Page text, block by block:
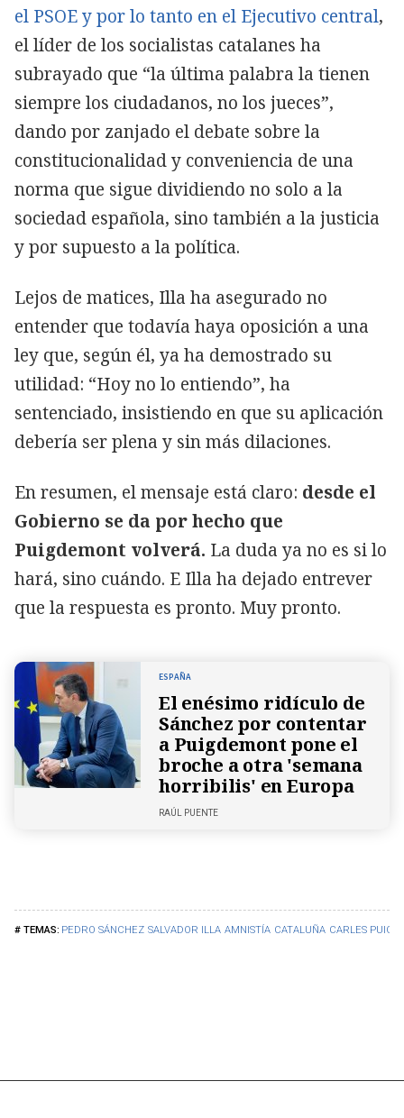
PEDRO SÁNCHEZ SALVADOR ILLA AMNISTÍA CATALUÑA CARLES
el PSOE y por lo tanto en el Ejecutivo central,
el líder de los socialistas catalanes ha
subrayado que “la última palabra la tienen
siempre los ciudadanos, no los jueces”,
dando por zanjado el debate sobre la
constitucionalidad y conveniencia de una
norma que sigue dividiendo no solo a la
sociedad española, sino también a la justicia
y por supuesto a la política.
Lejos de matices, Illa ha asegurado no
entender que todavía haya oposición a una
ley que, según él, ya ha demostrado su
utilidad: “Hoy no lo entiendo”, ha
sentenciado, insistiendo en que su aplicación
debería ser plena y sin más dilaciones.
En resumen, el mensaje está claro: desde el
Gobierno se da por hecho que
Puigdemont volverá. La duda ya no es si lo
hará, sino cuándo. E Illa ha dejado entrever
que la respuesta es pronto. Muy pronto.
ESPAÑA
El enésimo ridículo de
Sánchez por contentar
a Puigdemont pone el
broche a otra 'semana
horribilis' en Europa
RAÚL PUENTE